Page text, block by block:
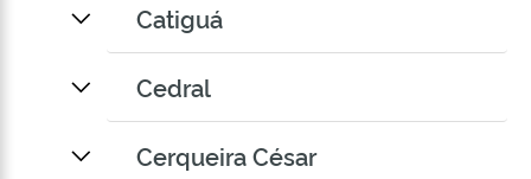
Catiguá
Cedral
Cerqueira César